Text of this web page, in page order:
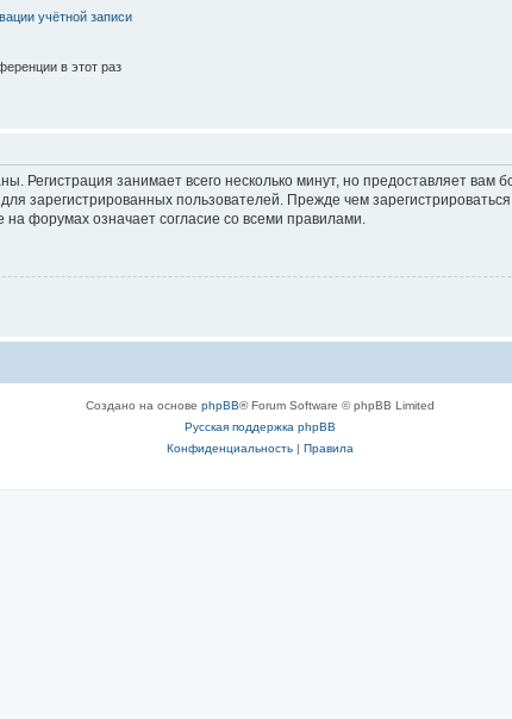
учётной записи
в этот раз
Регистрация занимает всего несколько минут, но предоставляет
зарегистрированных пользователей. Прежде чем
форумах означает согласие со всеми правилами.
Создано на основе phpBB® Forum Software © phpBB Limited
Русская поддержка phpBB
Конфиденциальность| Правила